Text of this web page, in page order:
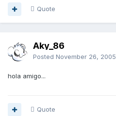
Quote
Aky_86
Posted November 26, 2005
hola amigo...
Quote